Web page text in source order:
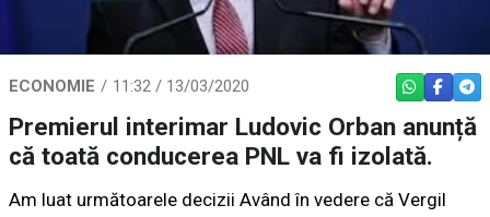
ECONOMIE 11:32 / 13/03/2020 WHATSAPP
Premierul interimar Ludovic Orban anunță
că toată conducerea PNL va fi izolată.
Am luat următoarele decizii Având în vedere că Vergil